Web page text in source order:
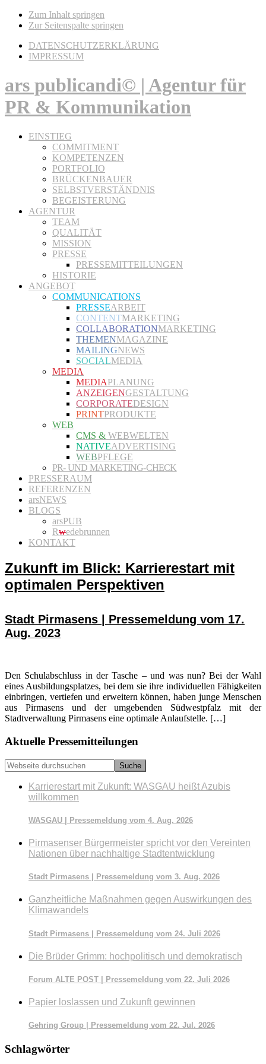
Zum Inhalt springen
Zur Seitenspalte springen
DATENSCHUTZERKLÄRUNG
IMPRESSUM
ars publicandi© | Agentur für
PR & Kommunikation
EINSTIEG
COMMITMENT
KOMPETENZEN
PORTFOLIO
BRÜCKENBAUER
SELBSTVERSTÄNDNIS
BEGEISTERUNG
AGENTUR
TEAM
QUALITÄT
MISSION
PRESSE
PRESSEMITTEILUNGEN
HISTORIE
ANGEBOT
COMMUNICATIONS
PRESSEARBEIT
CONTENTMARKETING
COLLABORATIONMARKETING
THEMENMAGAZINE
MAILINGNEWS
SOCIALMEDIA
MEDIA
MEDIAPLANUNG
ANZEIGENGESTALTUNG
CORPORATEDESIGN
PRINTPRODUKTE
WEB
CMS & WEBWELTEN
NATIVEADVERTISING
WEBPFLEGE
PR- UND MARKETING-CHECK
PRESSERAUM
REFERENZEN
arsNEWS
BLOGS
arsPUB
Rwedebrunnen
KONTAKT
Zukunft im Blick: Karrierestart mit
optimalen Perspektiven
Stadt Pirmasens | Pressemeldung vom 17.
Aug. 2023
Den Schulabschluss in der Tasche – und was nun? Bei der Wahl
eines Ausbildungsplatzes, bei dem sie ihre individuellen Fähigkeiten
einbringen, vertiefen und erweitern können, haben junge Menschen
aus Pirmasens und der umgebenden Südwestpfalz mit der
Stadtverwaltung Pirmasens eine optimale Anlaufstelle. […]
Seitenspalte
Aktuelle Pressemitteilungen
Webseite
durchsuchen
Karrierestart mit Zukunft: WASGAU heißt Azubis
willkommen
WASGAU | Pressemeldung vom 4. Aug. 2026
Pirmasenser Bürgermeister spricht vor den Vereinten
Nationen über nachhaltige Stadtentwicklung
Stadt Pirmasens | Pressemeldung vom 3. Aug. 2026
Ganzheitliche Maßnahmen gegen Auswirkungen des
Klimawandels
Stadt Pirmasens | Pressemeldung vom 24. Juli 2026
Die Brüder Grimm: hochpolitisch und demokratisch
Forum ALTE POST | Pressemeldung vom 22. Juli 2026
Papier loslassen und Zukunft gewinnen
Gehring Group | Pressemeldung vom 22. Jul. 2026
Schlagwörter